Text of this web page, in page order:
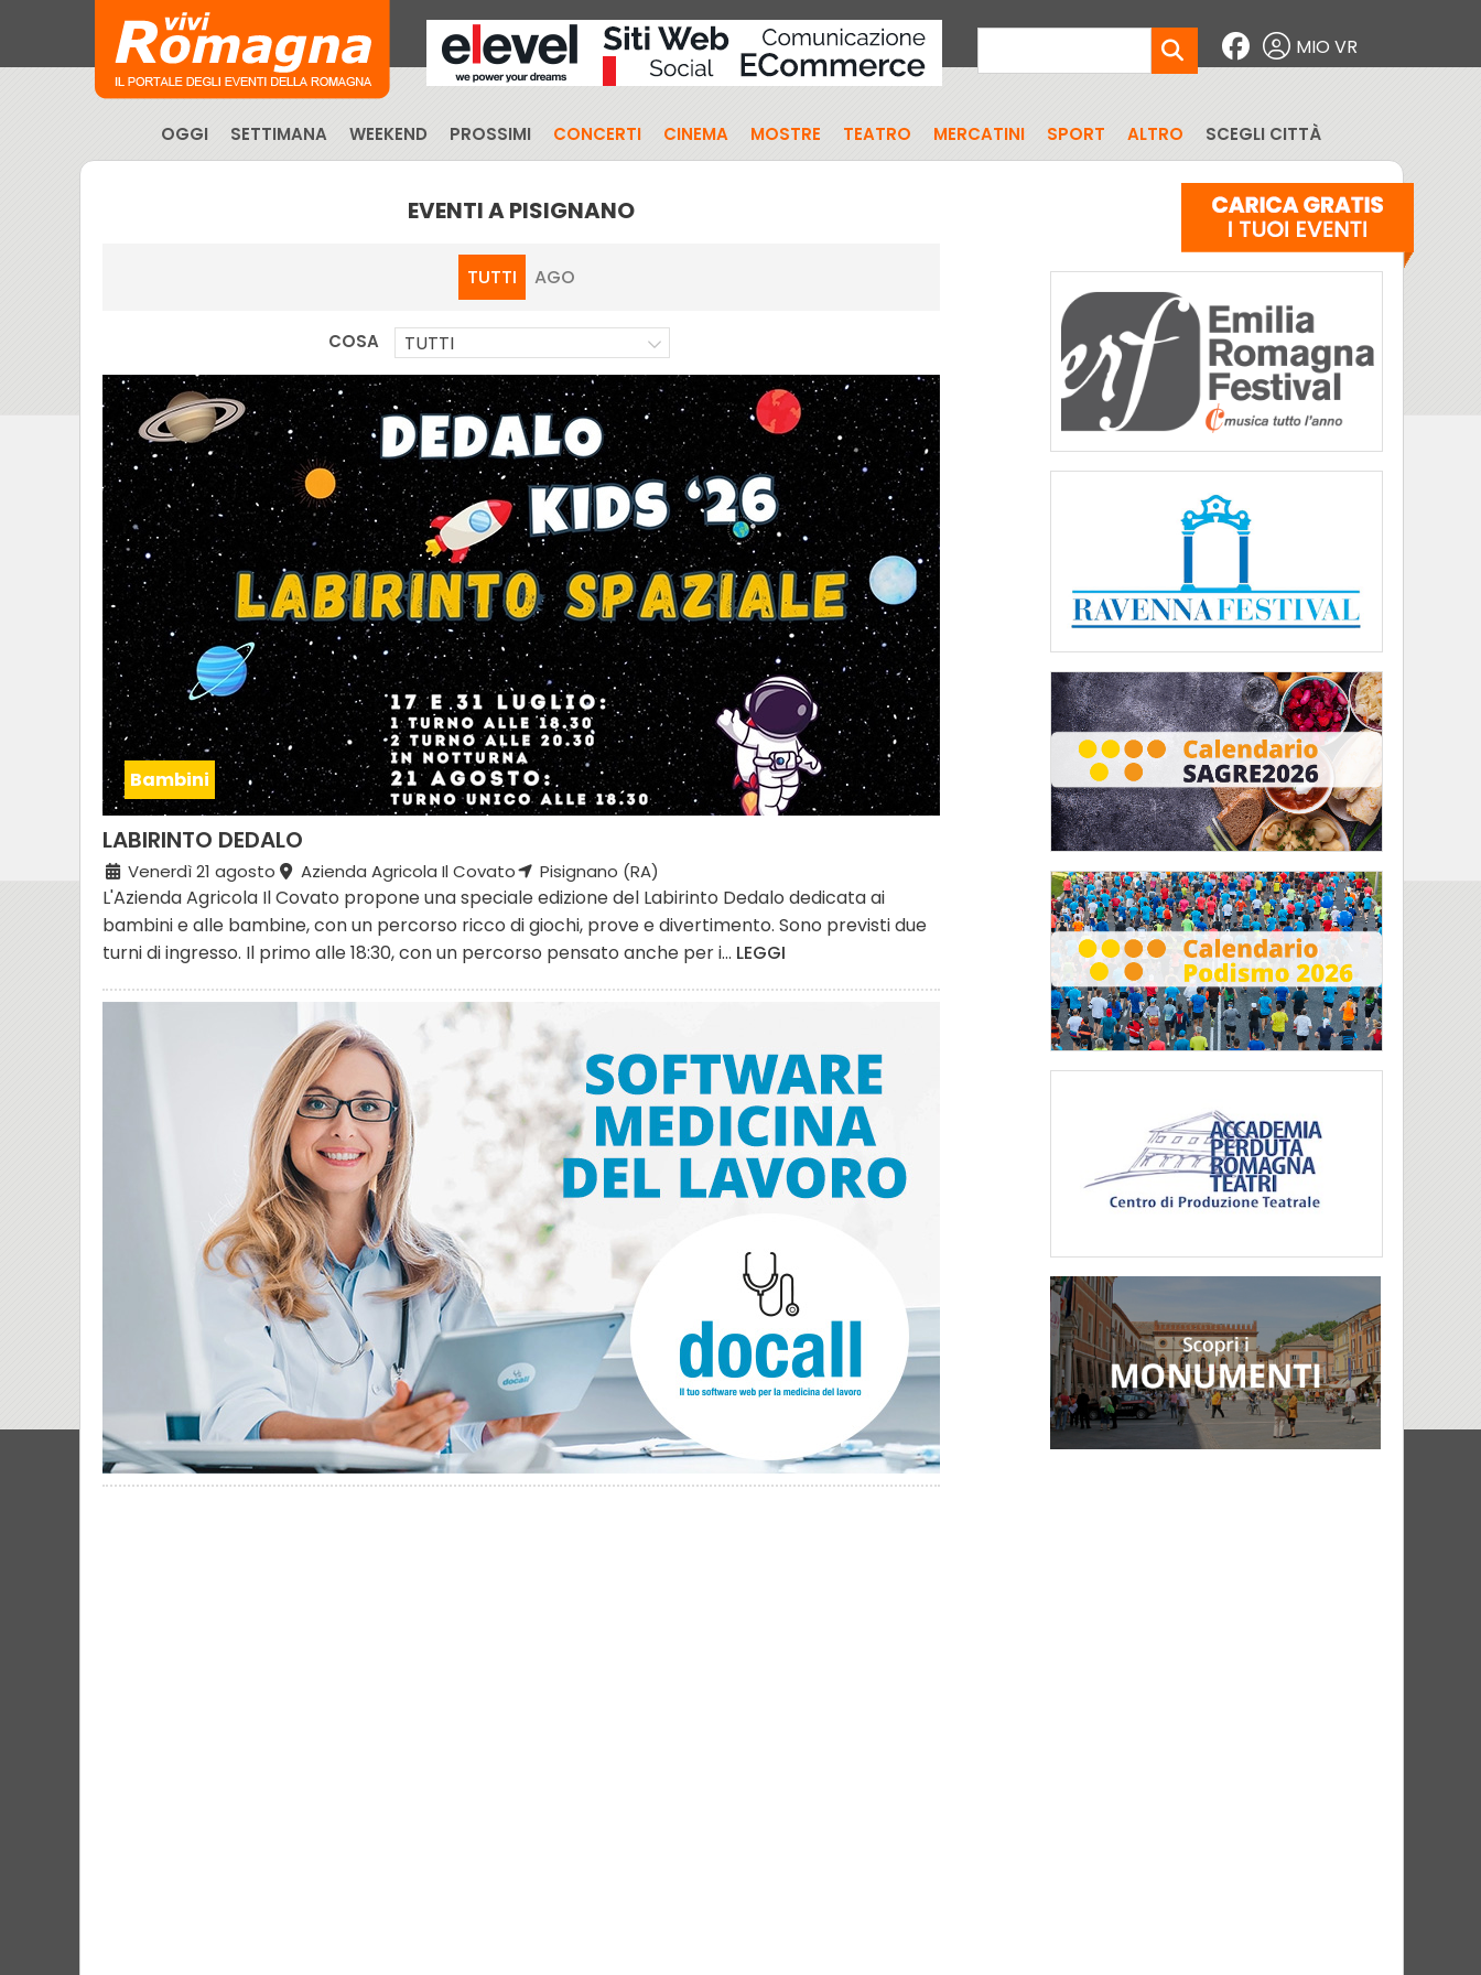
MIO VR
OGGI SETTIMANA WEEKEND PROSSIMI CONCERTI CINEMA MOSTRE TEATRO MERCATINI SPORT ALTRO SCEGLI CITTÀ
EVENTI A PISIGNANO
TUTTI AGO
COSA TUTTI
Bambini
LABIRINTO DEDALO
Venerdì 21 agosto Azienda Agricola Il Covato Pisignano (RA)
L'Azienda Agricola Il Covato propone una speciale edizione del Labirinto Dedalo dedicata ai
bambini e alle bambine, con un percorso ricco di giochi, prove e divertimento. Sono previsti due
turni di ingresso. Il primo alle 18:30, con un percorso pensato anche per i... LEGGI